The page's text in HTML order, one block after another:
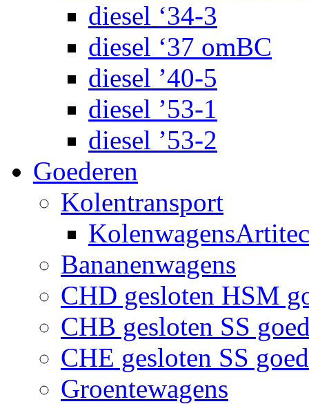
diesel ‘34-3
diesel ‘37 omBC
diesel ’40-5
diesel ’53-1
diesel ’53-2
Goederen
Kolentransport
KolenwagensArtitec
Bananenwagens
CHD gesloten HSM
CHB gesloten SS
CHE gesloten SS
Groentewagens